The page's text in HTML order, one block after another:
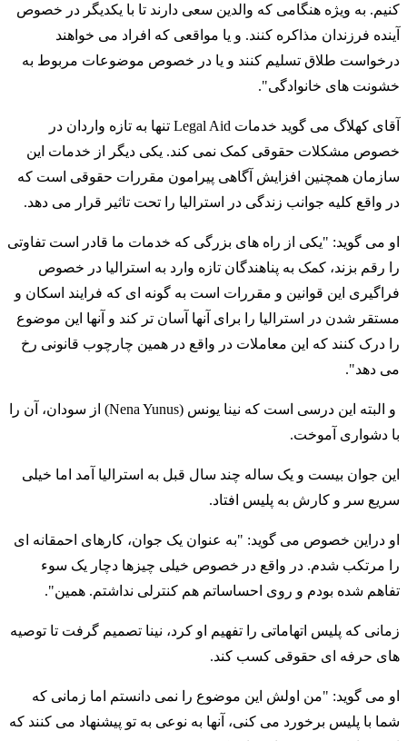
کنیم. به ویژه هنگامی که والدین سعی دارند تا با یکدیگر در خصوص
آینده فرزندان مذاکره کنند. و یا مواقعی که افراد می خواهند
درخواست طلاق تسلیم کنند و یا در خصوص موضوعات مربوط به
خشونت های خانوادگی".
آقای کهلاگ می گوید خدمات Legal Aid تنها به تازه واردان در
خصوص مشکلات حقوقی کمک نمی کند. یکی دیگر از خدمات این
سازمان همچنین افزایش آگاهی پیرامون مقررات حقوقی است که
در واقع کلیه جوانب زندگی در استرالیا را تحت تاثیر قرار می دهد.
او می گوید: "یکی از راه های بزرگی که خدمات ما قادر است تفاوتی
را رقم بزند، کمک به پناهندگان تازه وارد به استرالیا در خصوص
فراگیری این قوانین و مقررات است به گونه ای که فرایند اسکان و
مستقر شدن در استرالیا را برای آنها آسان تر کند و آنها این موضوع
را درک کنند که این معاملات در واقع در همین چارچوب قانونی رخ
می دهد".
و البته این درسی است که نینا یونس (Nena Yunus) از سودان، آن را
با دشواری آموخت.
این جوان بیست و یک ساله چند سال قبل به استرالیا آمد اما خیلی
سریع سر و کارش به پلیس افتاد.
او دراین خصوص می گوید: "به عنوان یک جوان، کارهای احمقانه ای
را مرتکب شدم. در واقع در خصوص خیلی چیزها دچار یک سوء
تفاهم شده بودم و روی احساساتم هم کنترلی نداشتم. همین".
زمانی که پلیس اتهاماتی را تفهیم او کرد، نینا تصمیم گرفت تا توصیه
های حرفه ای حقوقی کسب کند.
او می گوید: "من اولش این موضوع را نمی دانستم اما زمانی که
شما با پلیس برخورد می کنی، آنها به نوعی به تو پیشنهاد می کنند که